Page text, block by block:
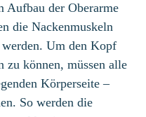
Aufbau der Oberarme
die Nackenmuskeln
Um den Kopf
zu können, müssen alle
Körperseite –
So werden die